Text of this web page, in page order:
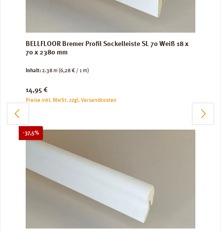
BELLFLOOR Bremer Profil Sockelleiste SL 70 Weiß 18 x
70 x 2380 mm
Inhalt:2.38 m (6,28 € / 1 m)
Regulärer Preis:
14,95 €
Preise inkl. MwSt. zzgl. Versandkosten
-37,5%Rabatt